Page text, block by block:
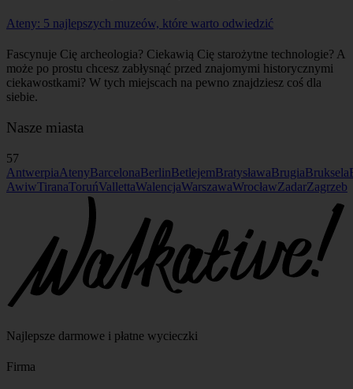
Ateny: 5 najlepszych muzeów, które warto odwiedzić
Fascynuje Cię archeologia? Ciekawią Cię starożytne technologie? A
może po prostu chcesz zabłysnąć przed znajomymi historycznymi
ciekawostkami? W tych miejscach na pewno znajdziesz coś dla
siebie.
Nasze miasta
57
AntwerpiaAtenyBarcelonaBerlinBetlejemBratysławaBrugiaBruksela
AwiwTiranaToruńVallettaWalencjaWarszawaWrocławZadarZagrzeb
Najlepsze darmowe i płatne wycieczki
Firma